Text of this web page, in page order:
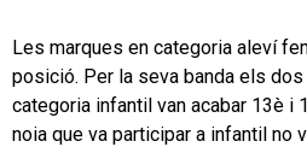
Les marques en categoria aleví
posició. Per la seva banda els
categoria infantil van acabar 13è i
noia que va participar a infantil no